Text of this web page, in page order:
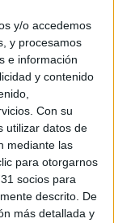
y/o accedemos
y procesamos
e información
y contenido
Con su
utilizar datos de
mediante las
para otorgarnos
socios para
descrito. De
más detallada y
el